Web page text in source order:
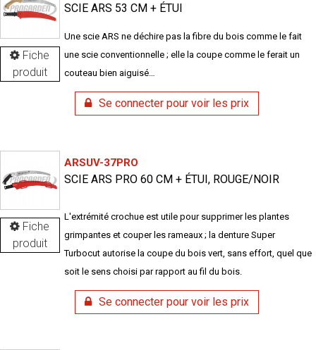
Fiche
produit
SCIE ARS 53 CM + ÉTUI
Une scie ARS ne déchire pas la fibre du bois comme le fait
une scie conventionnelle ; elle la coupe comme le ferait un
couteau bien aiguisé…
Se connecter pour voir les prix
Fiche
produit
ARSUV-37PRO
SCIE ARS PRO 60 CM + ÉTUI, ROUGE/NOIR
L'extrémité crochue est utile pour supprimer les plantes
grimpantes et couper les rameaux ; la denture Super
Turbocut autorise la coupe du bois vert, sans effort, quel que
soit le sens choisi par rapport au fil du bois.
Se connecter pour voir les prix